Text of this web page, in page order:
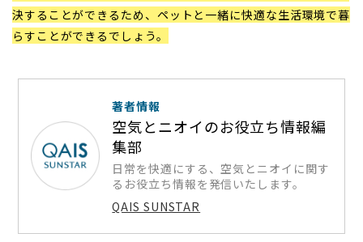
決することができるため、ペットと一緒に快適な生活環境で暮
らすことができるでしょう。
著者情報
空気とニオイのお役立ち情報編
集部
日常を快適にする、空気とニオイに関す
るお役立ち情報を発信いたします。
QAIS SUNSTAR